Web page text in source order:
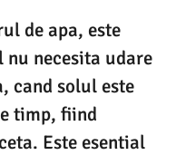
de apa, este
necesita udare
cand solul este
timp, fiind
Este esential